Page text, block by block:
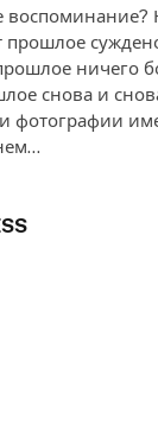
прошлое
ничего
снова и
фотографии